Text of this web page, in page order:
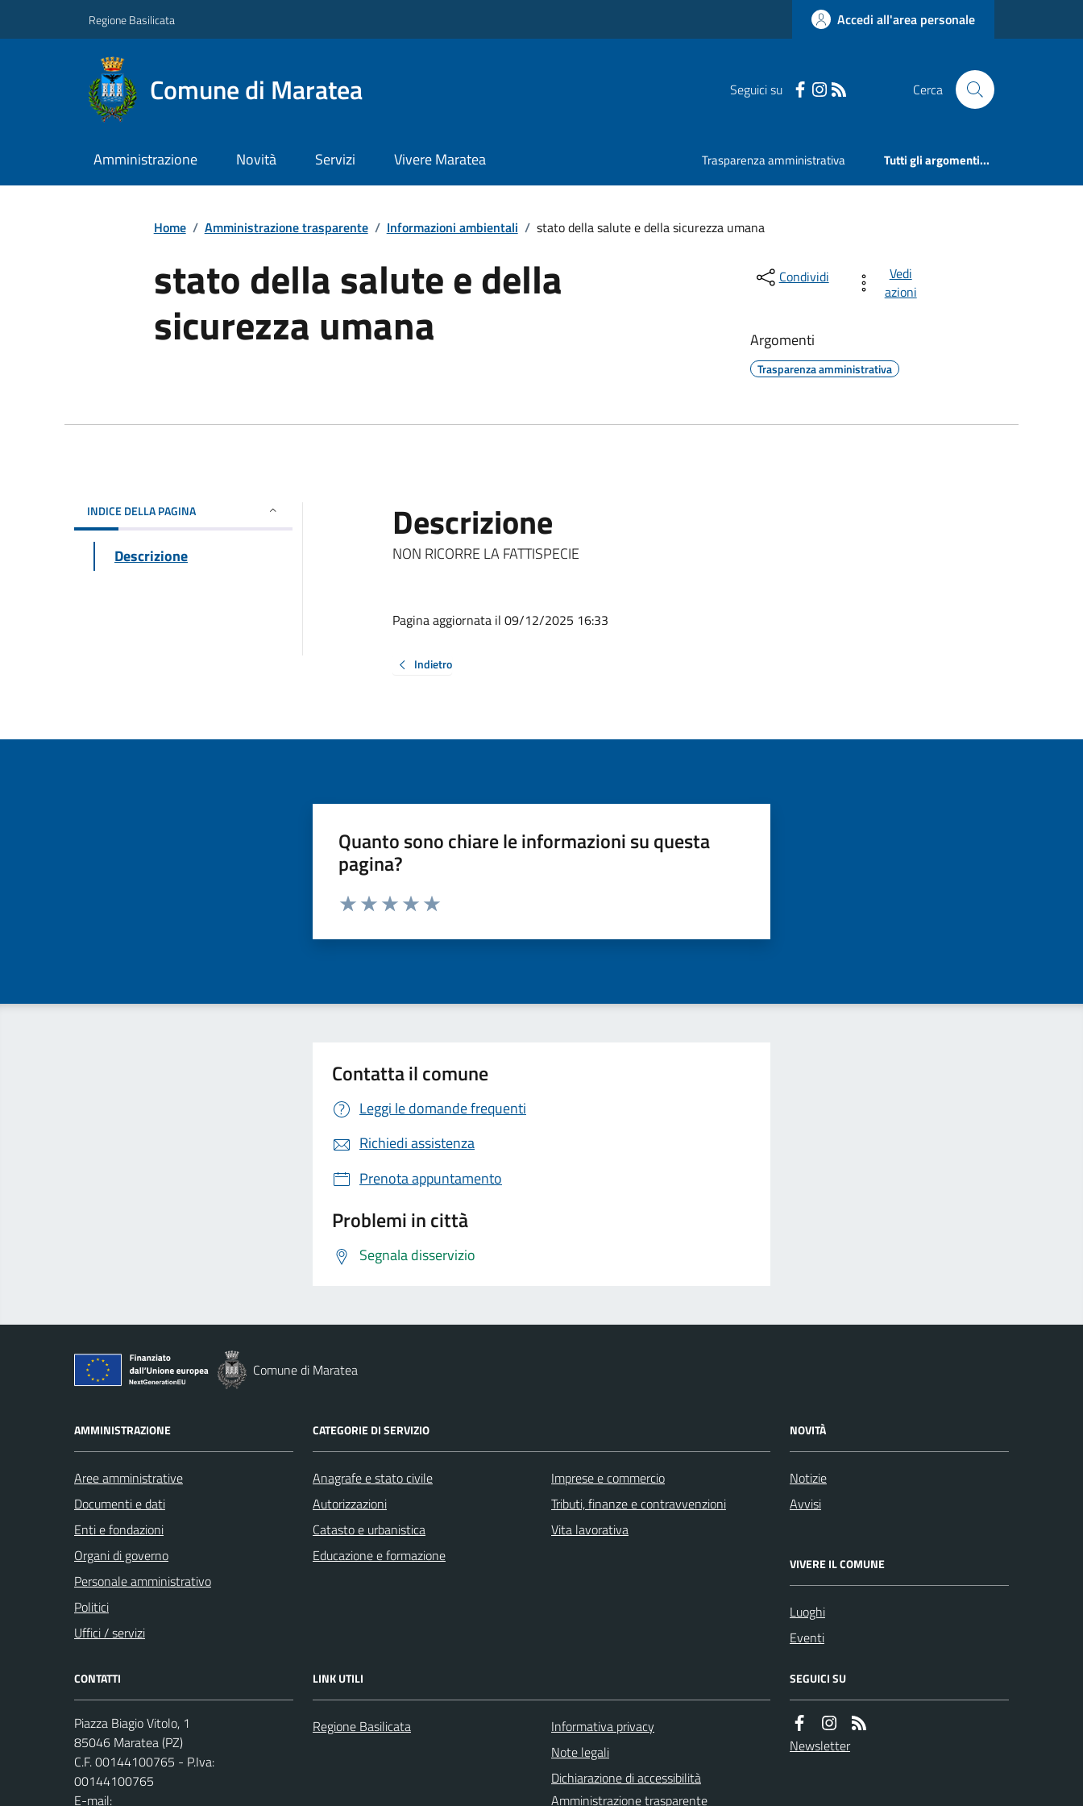
Regione Basilicata Accedi all'area personale
Comune di Maratea Seguici su Cerca
Amministrazione Novità Servizi Vivere Maratea Trasparenza amministrativa Tutti gli argomenti...
Home / Amministrazione trasparente / Informazioni ambientali / stato della salute e della sicurezza umana
stato della salute e della
sicurezza umana
Condividi
Vedi
azioni
Argomenti
Trasparenza amministrativa
INDICE DELLA PAGINA
Descrizione
Descrizione
NON RICORRE LA FATTISPECIE
Pagina aggiornata il 09/12/2025 16:33
Indietro
Quanto sono chiare le informazioni su questa
pagina?
Valuta da 1 a 5 stelle la pagina
Contatta il comune
Leggi le domande frequenti
Richiedi assistenza
Prenota appuntamento
Problemi in città
Segnala disservizio
Comune di Maratea
AMMINISTRAZIONE
Aree amministrative
Documenti e dati
Enti e fondazioni
Organi di governo
Personale amministrativo
Politici
Uffici / servizi
CATEGORIE DI SERVIZIO
Anagrafe e stato civile
Autorizzazioni
Catasto e urbanistica
Educazione e formazione
Imprese e commercio
Tributi, finanze e contravvenzioni
Vita lavorativa
NOVITÀ
Notizie
Avvisi
VIVERE IL COMUNE
Luoghi
Eventi
CONTATTI
Piazza Biagio Vitolo, 1
85046 Maratea (PZ)
C.F. 00144100765 - P.Iva:
00144100765
E-mail:
LINK UTILI
Regione Basilicata
Informativa privacy
Note legali
Dichiarazione di accessibilità
Amministrazione trasparente
SEGUICI SU
Newsletter